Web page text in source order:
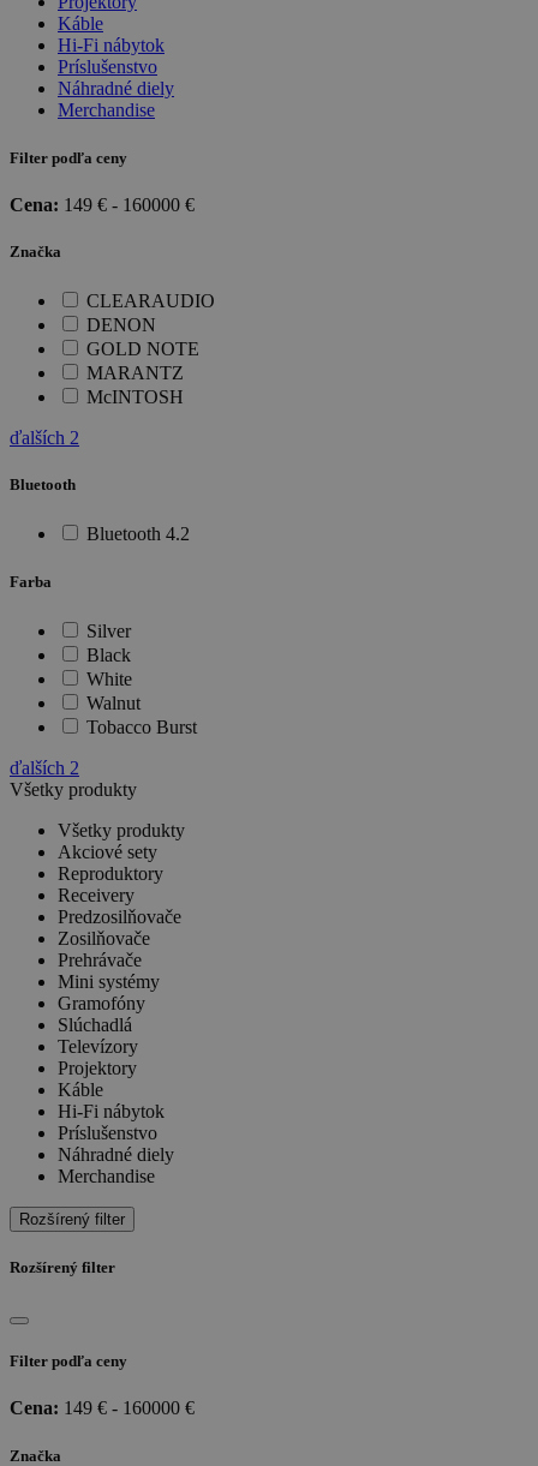
Káble
Hi-Fi nábytok
Príslušenstvo
Náhradné diely
Merchandise
Filter podľa ceny
Cena: 149 € - 160000 €
Značka
CLEARAUDIO
DENON
GOLD NOTE
MARANTZ
McINTOSH
ďalších 2
Bluetooth
Bluetooth 4.2
Farba
Silver
Black
White
Walnut
Tobacco Burst
ďalších 2
Všetky produkty
Všetky produkty
Akciové sety
Reproduktory
Receivery
Predzosilňovače
Zosilňovače
Prehrávače
Mini systémy
Gramofóny
Slúchadlá
Televízory
Projektory
Káble
Hi-Fi nábytok
Príslušenstvo
Náhradné diely
Merchandise
Rozšírený filter
Rozšírený filter
Filter podľa ceny
Cena: 149 € - 160000 €
Značka